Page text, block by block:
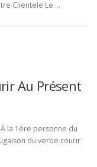
Clientele Le …
Au Présent
la 1ère personne du
du verbe courir